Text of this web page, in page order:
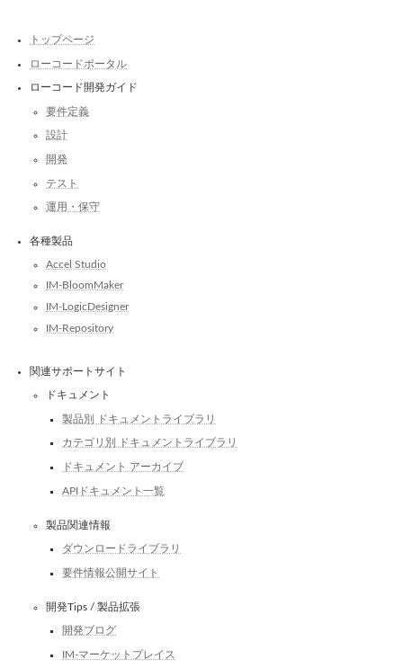
トップページ
ローコードポータル
ローコード開発ガイド
要件定義
設計
開発
テスト
運用・保守
各種製品
Accel Studio
IM-BloomMaker
IM-LogicDesigner
IM-Repository
関連サポートサイト
ドキュメント
製品別 ドキュメントライブラリ
カテゴリ別 ドキュメントライブラリ
ドキュメント アーカイブ
APIドキュメント一覧
製品関連情報
ダウンロードライブラリ
要件情報公開サイト
開発Tips / 製品拡張
開発ブログ
IM-マーケットプレイス